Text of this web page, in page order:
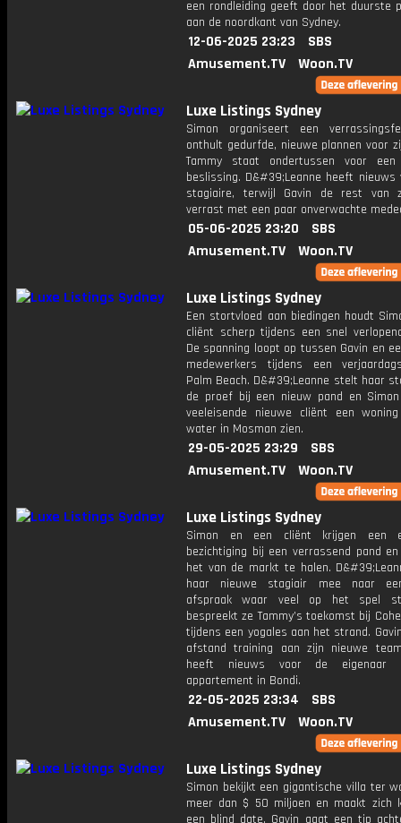
een rondleiding geeft door het duurste
aan de noordkant van Sydney.
12-06-2025 23:23
SBS
Amusement.TV
Woon.TV
Luxe Listings Sydney
Simon organiseert een
onthult gedurfde, nieuwe plannen voor
Tammy staat ondertussen voor een
beslissing. D&#39;Leanne heeft nieuws
stagiaire, terwijl Gavin de rest van
verrast met een paar onverwachte
05-06-2025 23:20
SBS
Amusement.TV
Woon.TV
Luxe Listings Sydney
Een stortvloed aan biedingen houdt
cliënt scherp tijdens een snel
De spanning loopt op tussen Gavin en
medewerkers tijdens een
Palm Beach. D&#39;Leanne stelt haar
de proef bij een nieuw pand en
veeleisende nieuwe cliënt een
water in Mosman zien.
29-05-2025 23:29
SBS
Amusement.TV
Woon.TV
Luxe Listings Sydney
Simon en een cliënt krijgen een
bezichtiging bij een verrassend pand
het van de markt te halen.
haar nieuwe stagiair mee naar
afspraak waar veel op het spel
bespreekt ze Tammy’s toekomst bij
tijdens een yogales aan het strand.
afstand training aan zijn nieuwe
heeft nieuws voor de eigenaar
appartement in Bondi.
22-05-2025 23:34
SBS
Amusement.TV
Woon.TV
Luxe Listings Sydney
Simon bekijkt een gigantische villa ter
meer dan $ 50 miljoen en maakt zich
een blind date. Gavin gaat een tip